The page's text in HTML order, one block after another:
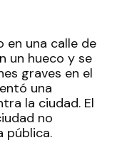
en una calle de
un hueco y se
graves en el
una
la ciudad. El
no
pública.